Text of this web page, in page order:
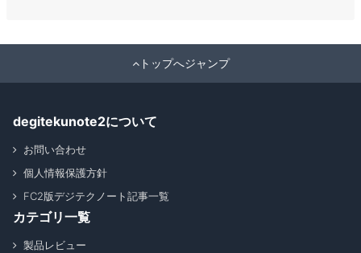
トップへジャンプ
degitekunote2について
お問い合わせ
個人情報保護方針
FC2版デジテクノート記事一覧
カテゴリ一覧
製品レビュー